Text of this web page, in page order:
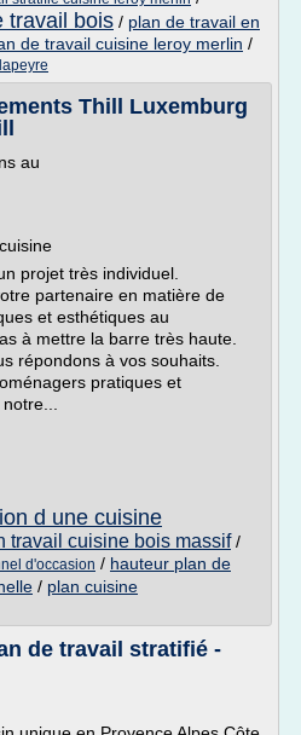
travail bois / plan de travail en
de travail cuisine leroy merlin /
Thill Luxemburg
au
projet très individuel.
partenaire en matière de
et esthétiques au
à mettre la barre très haute.
répondons à vos souhaits.
pratiques et
d une cuisine
travail cuisine bois massif/
d'occasion / hauteur plan de
/ plan cuisine
de travail stratifié -